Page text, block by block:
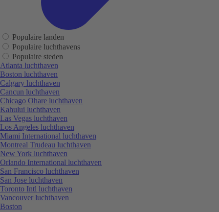
Populaire landen
Populaire luchthavens
Populaire steden
Atlanta luchthaven
Boston luchthaven
Calgary luchthaven
Cancun luchthaven
Chicago Ohare luchthaven
Kahului luchthaven
Las Vegas luchthaven
Los Angeles luchthaven
Miami International luchthaven
Montreal Trudeau luchthaven
New York luchthaven
Orlando International luchthaven
San Francisco luchthaven
San Jose luchthaven
Toronto Intl luchthaven
Vancouver luchthaven
Boston